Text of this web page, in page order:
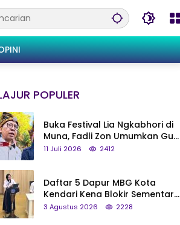
POPULER
Buka Festival Lia Ngkabhori di
Muna, Fadli Zon Umumkan Gua
Metanduno Segera Naik Status
11 Juli 2026 2412
Daftar 5 Dapur MBG Kota
Kendari Kena Blokir Sementara
dari Pusat
3 Agustus 2026 2228